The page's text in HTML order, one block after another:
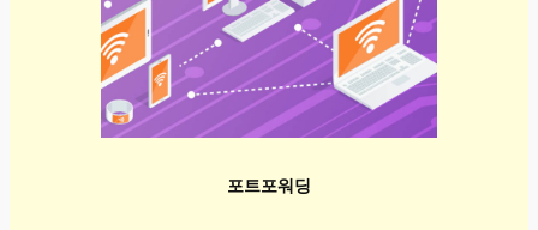
포트포워딩